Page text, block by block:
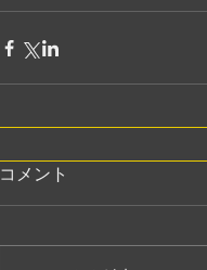
コメント